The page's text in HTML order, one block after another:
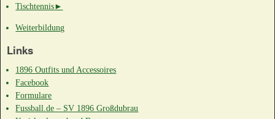
22:00
Tischtennis►
Weiterbildung
Links
1896 Outfits und Accessoires
Facebook
Formulare
Fussball.de – SV 1896 Großdubrau